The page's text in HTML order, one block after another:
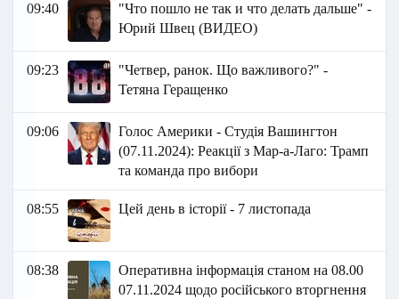
09:40
"Что пошло не так и что делать дальше" -
Юрий Швец (ВИДЕО)
09:23
"Четвер, ранок. Що важливого?" -
Тетяна Геращенко
09:06
Голос Америки - Студія Вашингтон
(07.11.2024): Реакції з Мар-а-Лаго: Трамп
та команда про вибори
08:55 Цей день в історії - 7 листопада
08:38
Оперативна інформація станом на 08.00
07.11.2024 щодо російського вторгнення